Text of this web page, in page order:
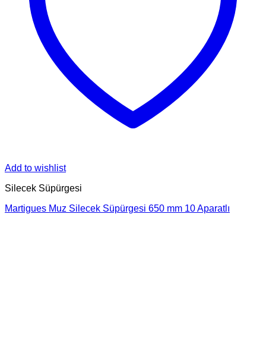
Add to wishlist
Silecek Süpürgesi
Martigues Muz Silecek Süpürgesi 650 mm 10 Aparatlı